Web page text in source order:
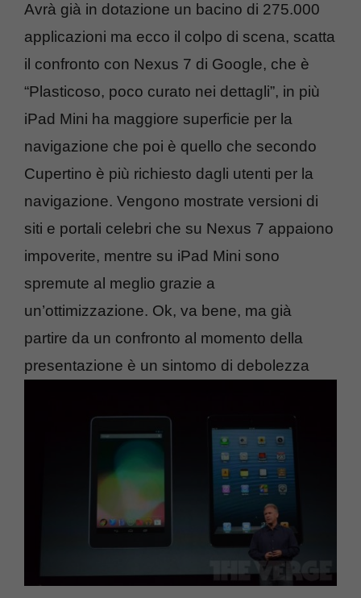
Avrà già in dotazione un bacino di 275.000
applicazioni ma ecco il colpo di scena, scatta
il confronto con Nexus 7 di Google, che è
“Plasticoso, poco curato nei dettagli”, in più
iPad Mini ha maggiore superficie per la
navigazione che poi è quello che secondo
Cupertino è più richiesto dagli utenti per la
navigazione. Vengono mostrate versioni di
siti e portali celebri che su Nexus 7 appaiono
impoverite, mentre su iPad Mini sono
spremute al meglio grazie a
un’ottimizzazione. Ok, va bene, ma già
partire da un confronto al momento della
presentazione è un sintomo di debolezza